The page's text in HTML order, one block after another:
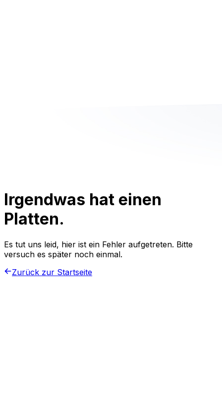
Irgendwas hat einen
Platten.
Es tut uns leid, hier ist ein Fehler aufgetreten. Bitte
versuch es später noch einmal.
Zurück zur Startseite